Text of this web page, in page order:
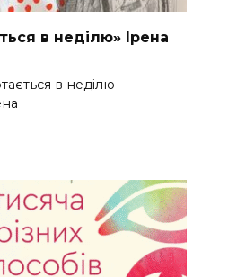
в неділю» Ірена
в неділю